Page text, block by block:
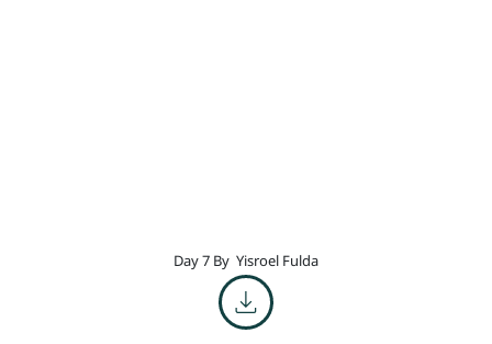
Day 7 By Yisroel Fulda